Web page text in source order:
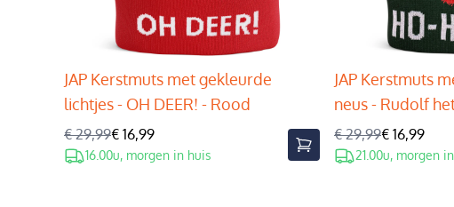
JAP Kerstmuts met gekleurde
lichtjes - OH DEER! - Rood
€ 29,99€ 16,99
16.00u, morgen in huis
JAP Kerstmuts
neus - Rudolf
€ 29,99€ 16,99
21.00u, morgen